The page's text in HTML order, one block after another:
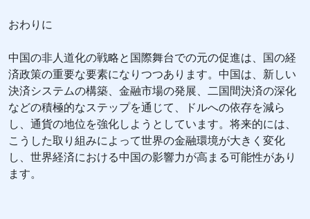
おわりに
中国の非人道化の戦略と国際舞台での元の促進は、国の経
済政策の重要な要素になりつつあります。中国は、新しい
決済システムの構築、金融市場の発展、二国間決済の深化
などの積極的なステップを通じて、ドルへの依存を減ら
し、通貨の地位を強化しようとしています。将来的には、
こうした取り組みによって世界の金融環境が大きく変化
し、世界経済における中国の影響力が高まる可能性があり
ます。